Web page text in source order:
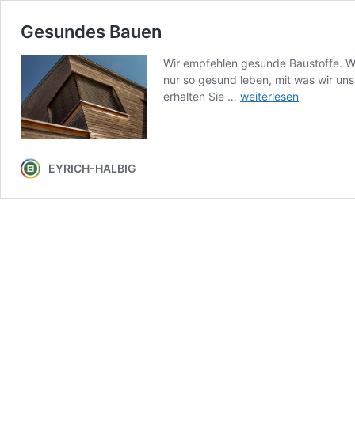
Gesundes Bauen
Wir empfehlen gesunde Baustoffe.
nur so gesund leben, mit was wir
erhalten Sie … Gesundes
weiterlesen
EYRICH-HALBIG